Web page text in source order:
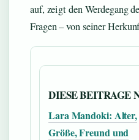
auf, zeigt den Werdegang
Fragen – von seiner
DIESE BEITRAGE
Lara Mandoki: Alter,
Größe, Freund und